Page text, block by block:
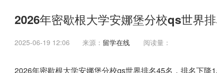
2026年密歇根大学安娜堡分校qs世界
2025-06-19 12:06 来源： 留学在线 阅读量：
2026年密歇根大学安娜堡分校qs世界排名45名，排名下